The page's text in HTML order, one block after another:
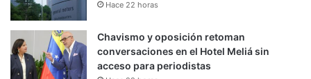
Hace 22 horas
Chavismo y oposición retoman
conversaciones en el Hotel Meliá sin
acceso para periodistas